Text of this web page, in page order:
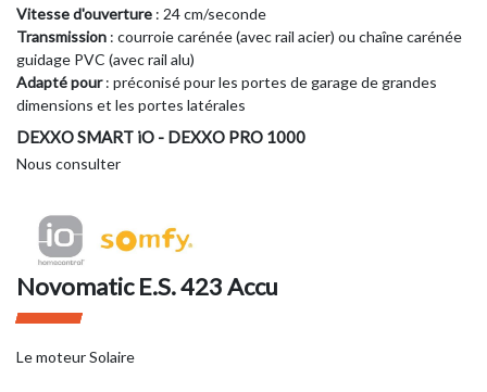
Vitesse d'ouverture : 24 cm/seconde
Transmission : courroie carénée (avec rail acier) ou chaîne carénée
guidage PVC (avec rail alu)
Adapté pour: préconisé pour les portes de garage de grandes
dimensions et les portes latérales
DEXXO SMART iO - DEXXO PRO 1000
Nous consulter
Novomatic E.S. 423 Accu
Le moteur Solaire